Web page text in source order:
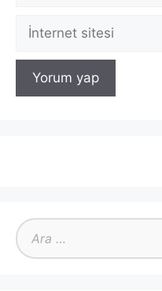
İnternet
için
ara